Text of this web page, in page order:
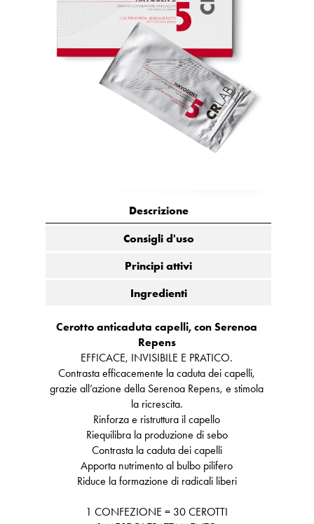
Descrizione
Consigli d'uso
Principi attivi
Ingredienti
Cerotto anticaduta capelli, con Serenoa
Repens
EFFICACE, INVISIBILE E PRATICO.
Contrasta efficacemente la caduta dei capelli,
grazie all’azione della Serenoa Repens, e stimola
la ricrescita.
Rinforza e ristruttura il capello
Riequilibra la produzione di sebo
Contrasta la caduta dei capelli
Apporta nutrimento al bulbo pilifero
Riduce la formazione di radicali liberi
1 CONFEZIONE = 30 CEROTTI